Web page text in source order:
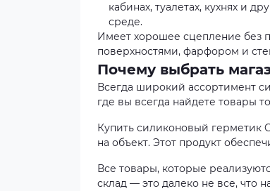
кабинах, туалетах, кухнях и
среде.
Имеет хорошее сцепление без
поверхностями, фарфором и
Почему выбрать
Всегда широкий ассортимент
где вы всегда найдете товары
Купить силиконовый герметик
на объект. Этот продукт
Все товары, которые
склад — это далеко не все, что